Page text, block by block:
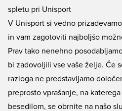
spletu pri Unisport
V Unisport si vedno
in vam zagotoviti najboljšo
Prav tako nenehno
bi zadovoljili vse vaše želje. Če
razloga ne predstavljamo
preprosto vprašanje, na
besedilom, se obrnite na našo